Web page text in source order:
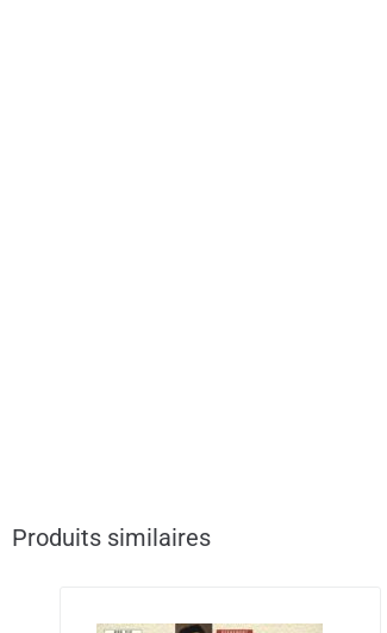
Produits similaires